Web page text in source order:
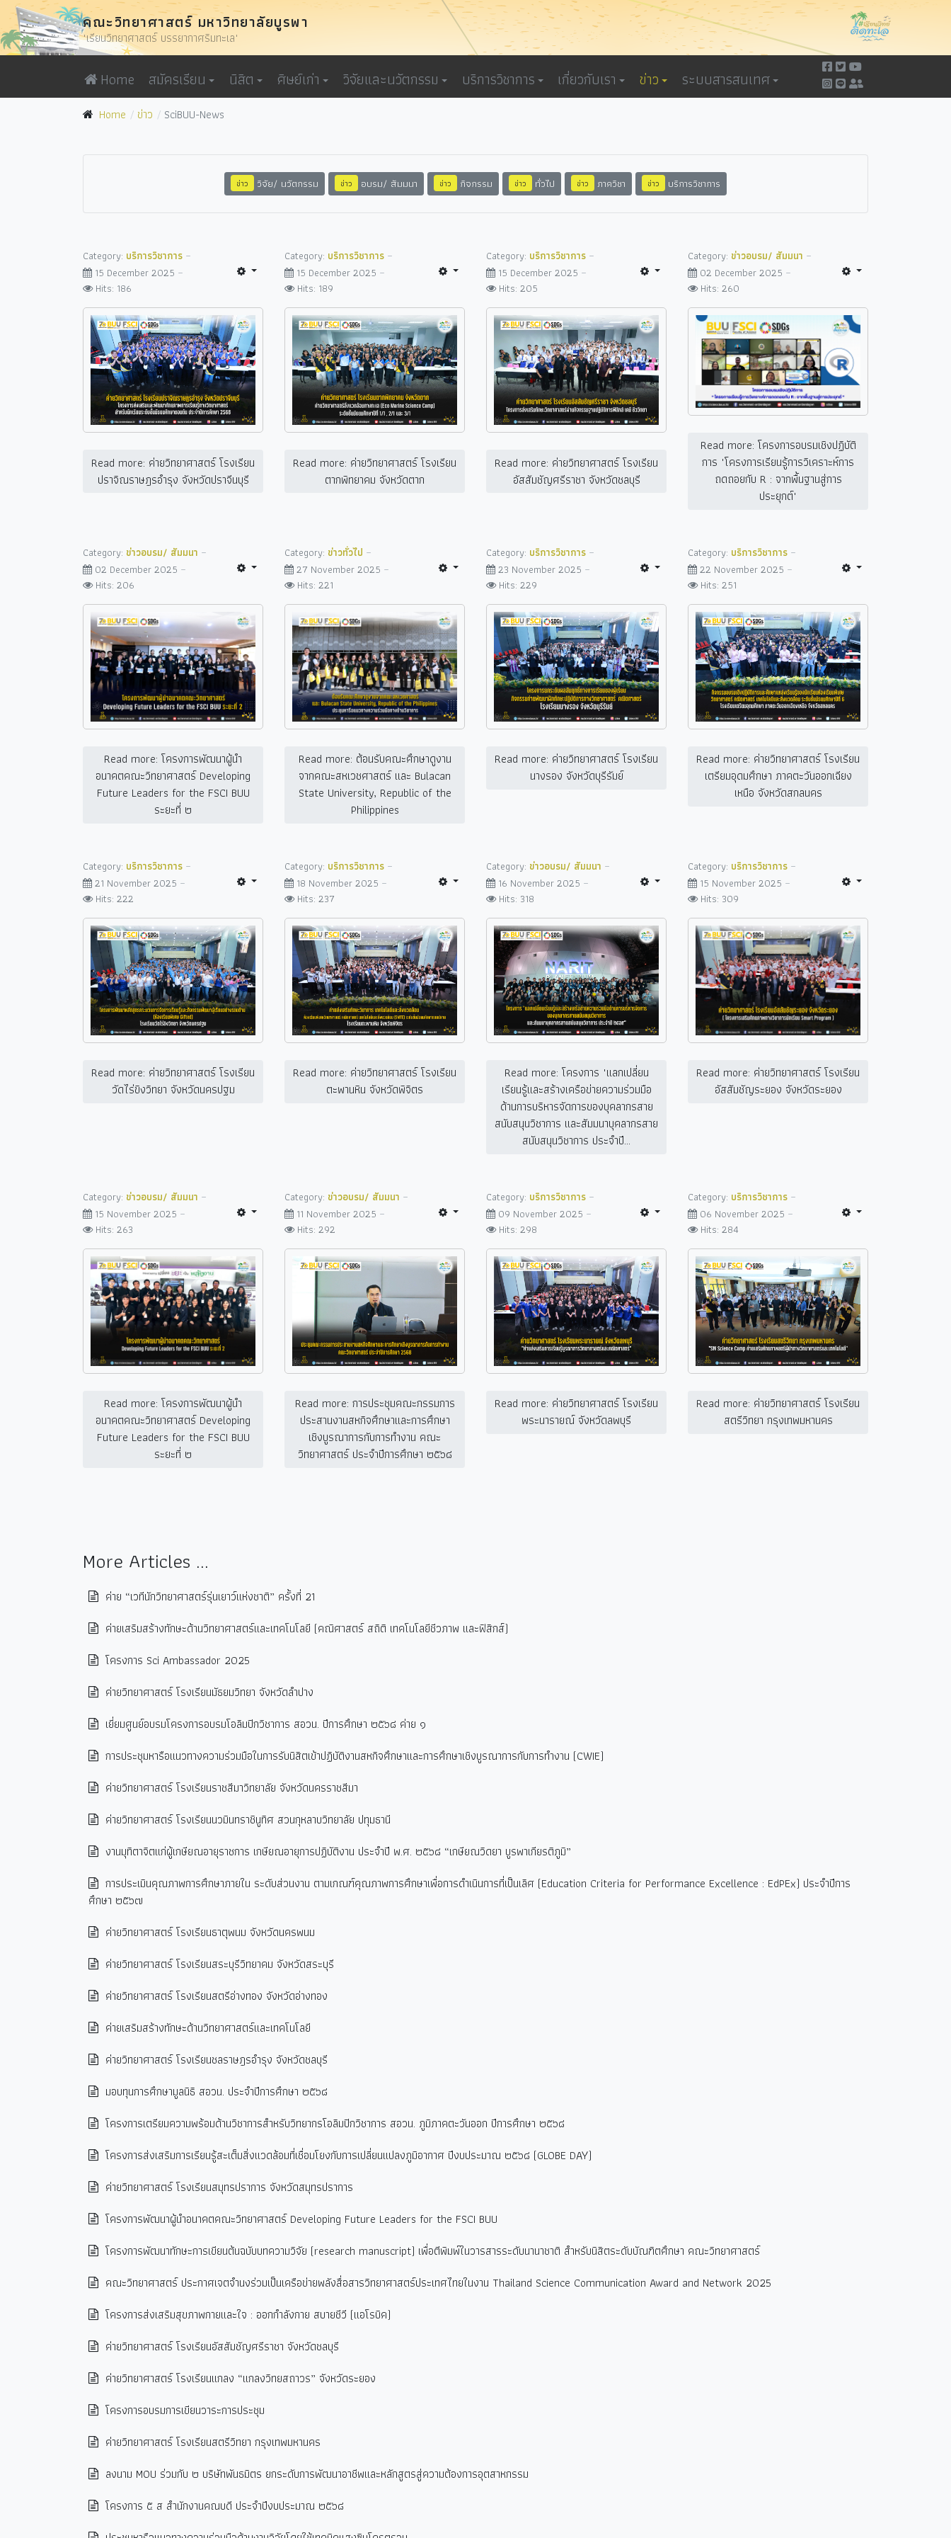
คณะวิทยาศาสตร์ มหาวิทยาลัยบูรพา
"เรียนวิทยาศาสตร์ บรรยากาศริมทะเล"
Home สมัครเรียน นิสิต ศิษย์เก่า วิจัยและนวัตกรรม บริการวิชาการ เกี่ยวกับเรา ข่าว ระบบสารสนเทศ
Home ข่าว SciBUU-News
ข่าว วิจัย/ นวัตกรรม ข่าว อบรม/ สัมมนา ข่าว กิจกรรม ข่าว ทั่วไป ข่าว ภาควิชา ข่าว บริการวิชาการ
Category: บริการวิชาการ
15 December 2025
Hits: 186
Read more: ค่ายวิทยาศาสตร์ โรงเรียน
ปราจิณราษฎรอำรุง จังหวัดปราจีนบุรี
Category: บริการวิชาการ
15 December 2025
Hits: 189
Read more: ค่ายวิทยาศาสตร์ โรงเรียน
ตากพิทยาคม จังหวัดตาก
Category: บริการวิชาการ
15 December 2025
Hits: 205
Read more: ค่ายวิทยาศาสตร์ โรงเรียน
อัสสัมชัญศรีราชา จังหวัดชลบุรี
Category: ข่าวอบรม/ สัมมนา
02 December 2025
Hits: 260
Read more: โครงการอบรมเชิงปฏิบัติ
การ "โครงการเรียนรู้การวิเคราะห์การ
ถดถอยกับ R : จากพื้นฐานสู่การ
ประยุกต์"
Category: ข่าวอบรม/ สัมมนา
02 December 2025
Hits: 206
Read more: โครงการพัฒนาผู้นำ
อนาคตคณะวิทยาศาสตร์ Developing
Future Leaders for the FSCI BUU
ระยะที่ ๒
Category: ข่าวทั่วไป
27 November 2025
Hits: 221
Read more: ต้อนรับคณะศึกษาดูงาน
จากคณะสหเวชศาสตร์ และ Bulacan
State University, Republic of the
Philippines
Category: บริการวิชาการ
23 November 2025
Hits: 229
Read more: ค่ายวิทยาศาสตร์ โรงเรียน
นางรอง จังหวัดบุรีรัมย์
Category: บริการวิชาการ
22 November 2025
Hits: 251
Read more: ค่ายวิทยาศาสตร์ โรงเรียน
เตรียมอุดมศึกษา ภาคตะวันออกเฉียง
เหนือ จังหวัดสกลนคร
Category: บริการวิชาการ
21 November 2025
Hits: 222
Read more: ค่ายวิทยาศาสตร์ โรงเรียน
วัดไร่ขิงวิทยา จังหวัดนครปฐม
Category: บริการวิชาการ
18 November 2025
Hits: 237
Read more: ค่ายวิทยาศาสตร์ โรงเรียน
ตะพานหิน จังหวัดพิจิตร
Category: ข่าวอบรม/ สัมมนา
16 November 2025
Hits: 318
Read more: โครงการ "แลกเปลี่ยน
เรียนรู้และสร้างเครือข่ายความร่วมมือ
ด้านการบริหารจัดการของบุคลากรสาย
สนับสนุนวิชาการ และสัมมนาบุคลากรสาย
สนับสนุนวิชาการ ประจำปี...
Category: บริการวิชาการ
15 November 2025
Hits: 309
Read more: ค่ายวิทยาศาสตร์ โรงเรียน
อัสสัมชัญระยอง จังหวัดระยอง
Category: ข่าวอบรม/ สัมมนา
15 November 2025
Hits: 263
Read more: โครงการพัฒนาผู้นำ
อนาคตคณะวิทยาศาสตร์ Developing
Future Leaders for the FSCI BUU
ระยะที่ ๒
Category: ข่าวอบรม/ สัมมนา
11 November 2025
Hits: 292
Read more: การประชุมคณะกรรมการ
ประสานงานสหกิจศึกษาและการศึกษา
เชิงบูรณาการกับการทำงาน คณะ
วิทยาศาสตร์ ประจำปีการศึกษา ๒๕๖๘
Category: บริการวิชาการ
09 November 2025
Hits: 298
Read more: ค่ายวิทยาศาสตร์ โรงเรียน
พระนารายณ์ จังหวัดลพบุรี
Category: บริการวิชาการ
06 November 2025
Hits: 284
Read more: ค่ายวิทยาศาสตร์ โรงเรียน
สตรีวิทยา กรุงเทพมหานคร
More Articles ...
ค่าย “เวทีนักวิทยาศาสตร์รุ่นเยาว์แห่งชาติ” ครั้งที่ 21
ค่ายเสริมสร้างทักษะด้านวิทยาศาสตร์และเทคโนโลยี (คณิศาสตร์ สถิติ เทคโนโลยีชีวภาพ และฟิสิกส์)
โครงการ Sci Ambassador 2025
ค่ายวิทยาศาสตร์ โรงเรียนมัธยมวิทยา จังหวัดลำปาง
เยี่ยมศูนย์อบรมโครงการอบรมโอลิมปิกวิชาการ สอวน. ปีการศึกษา ๒๕๖๘ ค่าย ๑
การประชุมหารือแนวทางความร่วมมือในการรับนิสิตเข้าปฏิบัติงานสหกิจศึกษาและการศึกษาเชิงบูรณาการกับการทำงาน (CWIE)
ค่ายวิทยาศาสตร์ โรงเรียนราชสีมาวิทยาลัย จังหวัดนครราชสีมา
ค่ายวิทยาศาสตร์ โรงเรียนนวมินทราชินูทิศ สวนกุหลาบวิทยาลัย ปทุมธานี
งานมุทิตาจิตแก่ผู้เกษียณอายุราชการ เกษียณอายุการปฏิบัติงาน ประจำปี พ.ศ. ๒๕๖๘ “เกษียณวิดยา บูรพาเกียรติภูมิ”
การประเมินคุณภาพการศึกษาภายใน ระดับส่วนงาน ตามเกณฑ์คุณภาพการศึกษาเพื่อการดำเนินการที่เป็นเลิศ (Education Criteria for Performance Excellence : EdPEx) ประจำปีการ
ศึกษา ๒๕๖๗
ค่ายวิทยาศาสตร์ โรงเรียนธาตุพนม จังหวัดนครพนม
ค่ายวิทยาศาสตร์ โรงเรียนสระบุรีวิทยาคม จังหวัดสระบุรี
ค่ายวิทยาศาสตร์ โรงเรียนสตรีอ่างทอง จังหวัดอ่างทอง
ค่ายเสริมสร้างทักษะด้านวิทยาศาสตร์และเทคโนโลยี
ค่ายวิทยาศาสตร์ โรงเรียนชลราษฎรอำรุง จังหวัดชลบุรี
มอบทุนการศึกษามูลนิธิ สอวน. ประจำปีการศึกษา ๒๕๖๘
โครงการเตรียมความพร้อมด้านวิชาการสำหรับวิทยากรโอลิมปิกวิชาการ สอวน. ภูมิภาคตะวันออก ปีการศึกษา ๒๕๖๘
โครงการส่งเสริมการเรียนรู้สะเต็มสิ่งแวดล้อมที่เชื่อมโยงกับการเปลี่ยนแปลงภูมิอากาศ ปีงบประมาณ ๒๕๖๘ (GLOBE DAY)
ค่ายวิทยาศาสตร์ โรงเรียนสมุทรปราการ จังหวัดสมุทรปราการ
โครงการพัฒนาผู้นำอนาคตคณะวิทยาศาสตร์ Developing Future Leaders for the FSCI BUU
โครงการพัฒนาทักษะการเขียนต้นฉบับบทความวิจัย (research manuscript) เพื่อตีพิมพ์ในวารสารระดับนานาชาติ สำหรับนิสิตระดับบัณฑิตศึกษา คณะวิทยาศาสตร์
คณะวิทยาศาสตร์ ประกาศเจตจำนงร่วมเป็นเครือข่ายพลังสื่อสารวิทยาศาสตร์ประเทศไทยในงาน Thailand Science Communication Award and Network 2025
โครงการส่งเสริมสุขภาพกายและใจ : ออกกำลังกาย สบายชีวี (แอโรบิค)
ค่ายวิทยาศาสตร์ โรงเรียนอัสสัมชัญศรีราชา จังหวัดชลบุรี
ค่ายวิทยาศาสตร์ โรงเรียนแกลง “แกลงวิทยสถาวร” จังหวัดระยอง
โครงการอบรมการเขียนวาระการประชุม
ค่ายวิทยาศาสตร์ โรงเรียนสตรีวิทยา กรุงเทพมหานคร
ลงนาม MOU ร่วมกับ ๒ บริษัทพันธมิตร ยกระดับการพัฒนาอาชีพและหลักสูตรสู่ความต้องการอุตสาหกรรม
โครงการ ๕ ส สำนักงานคณบดี ประจำปีงบประมาณ ๒๕๖๘